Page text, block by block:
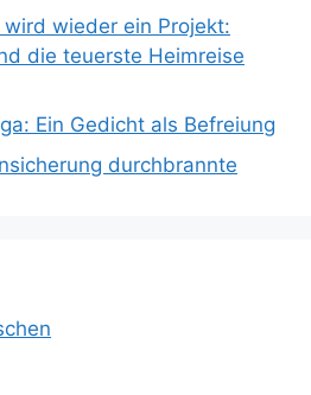
wieder ein Projekt:
die teuerste Heimreise
Ein Gedicht als Befreiung
durchbrannte